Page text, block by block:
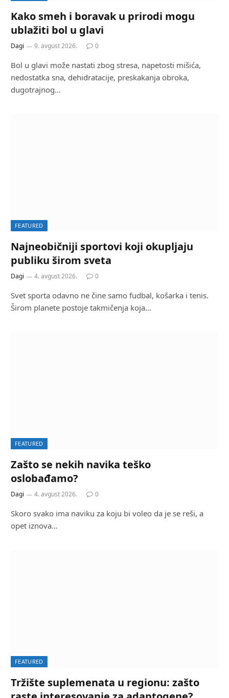
Kako smeh i boravak u prirodi mogu
ublažiti bol u glavi
Dagi 9. avgust 2026. 0
Bol u glavi može nastati zbog stresa, napetosti mišića,
nedostatka sna, dehidratacije, preskakanja obroka,
dugotrajnog…
FEATURED
Najneobičniji sportovi koji okupljaju
publiku širom sveta
Dagi 4. avgust 2026. 0
Svet sporta odavno ne čine samo fudbal, košarka i tenis.
Širom planete postoje takmičenja koja…
FEATURED
Zašto se nekih navika teško
oslobađamo?
Dagi 4. avgust 2026. 0
Skoro svako ima naviku za koju bi voleo da je se reši, a
opet iznova…
FEATURED
Tržište suplemenata u regionu: zašto